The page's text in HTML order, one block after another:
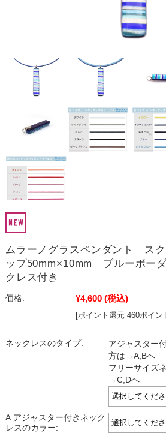
ムラーノグラスペンダント スク
ップ50mm×10mm ブルーボー
クレス付き
価格: ¥4,600 (税込)
[ポイント還元 460ポイン
ネックレスのタイプ:
アジャスター
方は→A,Bへ
フリーサイズ
→C,Dへ
A.アジャスター付きネック
レスのカラー: